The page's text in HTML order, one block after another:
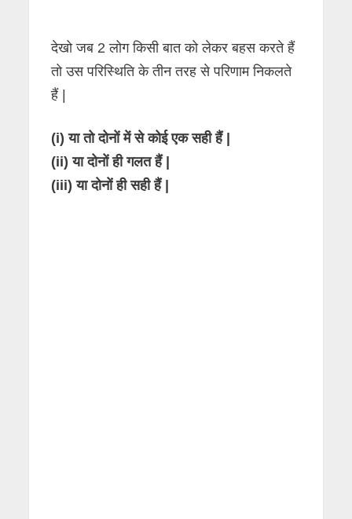
देखो जब 2 लोग किसी बात को लेकर बहस करते हैं
तो उस परिस्थिति के तीन तरह से परिणाम निकलते
हैं |
(i) या तो दोनों में से कोई एक सही हैं |
(ii) या दोनों ही गलत हैं |
(iii) या दोनों ही सही हैं |